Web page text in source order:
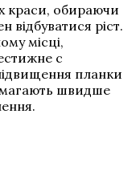
краси, обираючи
відбуватися ріст.
місці,
с
планки
швидше